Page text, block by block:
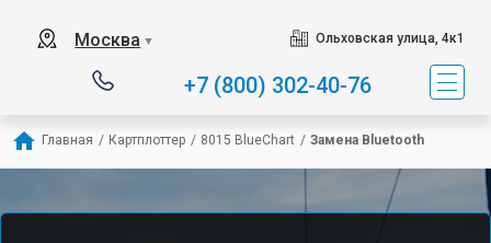
Москва ▼ Ольховская улица, 4к1
+7 (800) 302-40-76
Главная / Картплоттер / 8015 BlueChart / Замена Bluetooth